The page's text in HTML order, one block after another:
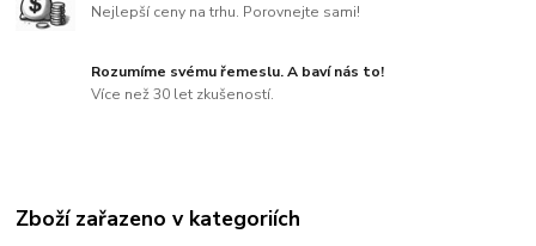
Nejlepší ceny na trhu. Porovnejte sami!
Rozumíme svému řemeslu. A baví nás to!
Více než 30 let zkušeností.
Zboží zařazeno v kategoriích